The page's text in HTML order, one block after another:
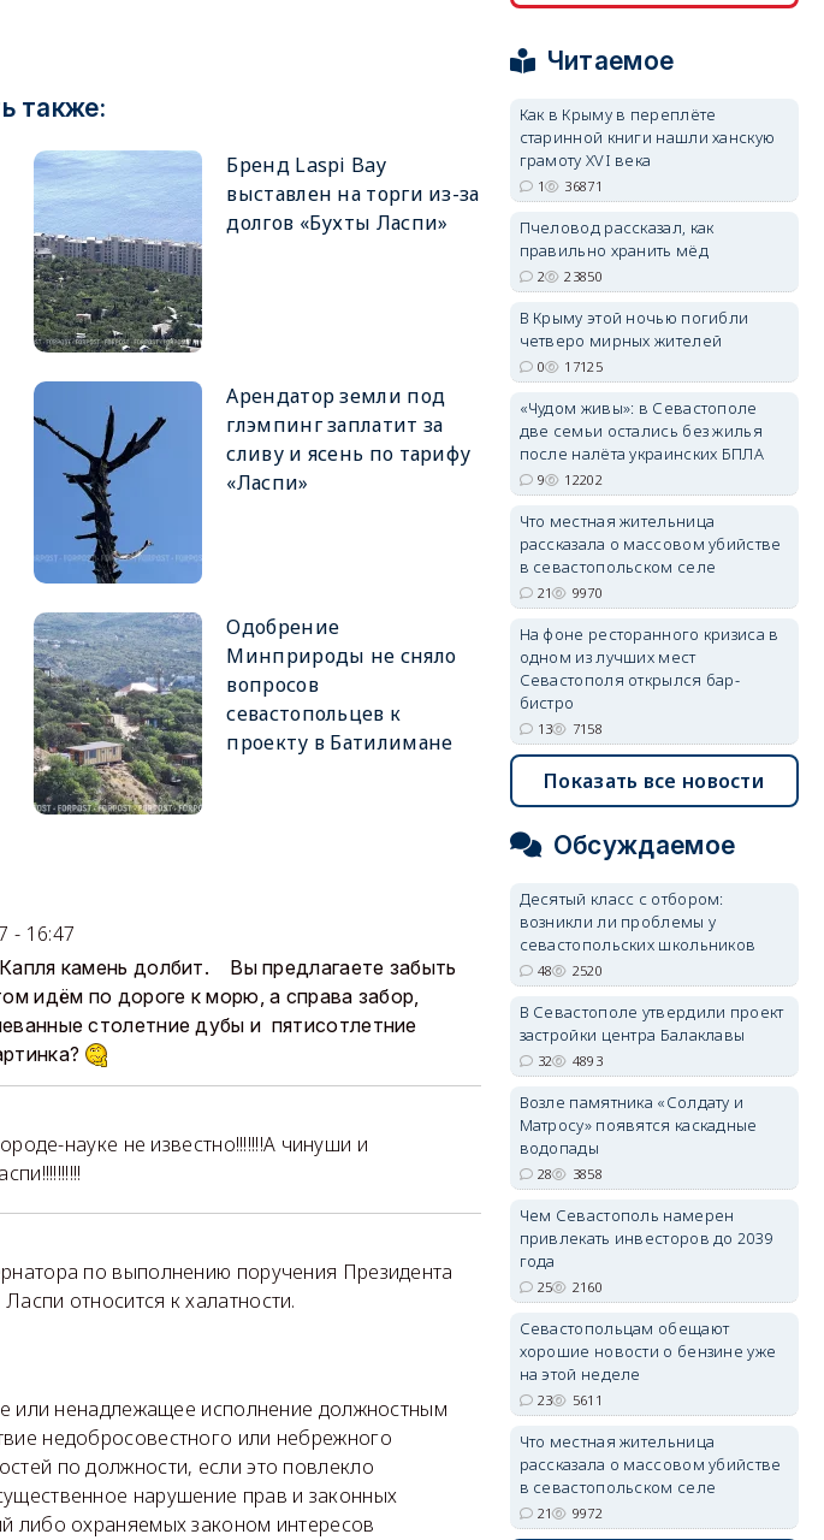
также:
Бренд Laspi Bay
выставлен на торги из-за
долгов «Бухты Ласпи»
Арендатор земли под
глэмпинг заплатит за
сливу и ясень по тарифу
«Ласпи»
Одобрение
Минприроды не сняло
вопросов
севастопольцев к
проекту в Батилимане
- 16:47
камень долбит. Вы предлагаете забыть
идём по дороге к морю, а справа забор,
столетние дубы и пятисотлетние
науке не известно!!!!!!!А чинуши и
по выполнению поручения Президента
относится к халатности.
или ненадлежащее исполнение должностным
недобросовестного или небрежного
по должности, если это повлекло
нарушение прав и законных
либо охраняемых законом интересов
Читаемое
Как в Крыму в переплёте
старинной книги нашли ханскую
грамоту XVI века
1 36871
Пчеловод рассказал, как
правильно хранить мёд
2 23850
В Крыму этой ночью погибли
четверо мирных жителей
0 17125
«Чудом живы»: в Севастополе
две семьи остались без жилья
после налёта украинских БПЛА
9 12202
Что местная жительница
рассказала о массовом убийстве
в севастопольском селе
21 9970
На фоне ресторанного кризиса в
одном из лучших мест
Севастополя открылся бар-
бистро
13 7158
Показать все новости
Обсуждаемое
Десятый класс с отбором:
возникли ли проблемы у
севастопольских школьников
48 2520
В Севастополе утвердили проект
застройки центра Балаклавы
32 4893
Возле памятника «Солдату и
Матросу» появятся каскадные
водопады
28 3858
Чем Севастополь намерен
привлекать инвесторов до 2039
года
25 2160
Севастопольцам обещают
хорошие новости о бензине уже
на этой неделе
23 5611
Что местная жительница
рассказала о массовом убийстве
в севастопольском селе
21 9972